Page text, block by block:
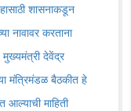
शासनाकडून
नावावर करताना
मुख्यमंत्री देवेंद्र
मंत्रिमंडळ बैठकीत हे
आल्याची माहिती